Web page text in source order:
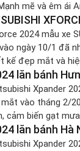
mẽ và êm ái
chủ động thông
2024 mẫu xe
ngày 10/1 đã
kế đẹp mắt và
thú vị. GIÁ XE
lăn bánh
Xpander
vào tháng 2/
cảm biến gạt
mệnh danh là
lăn bánh Hà
Xpander